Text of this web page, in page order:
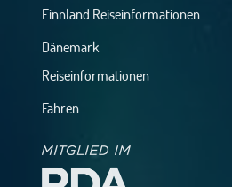
Finnland Reiseinformationen
Dänemark
Reiseinformationen
Fähren